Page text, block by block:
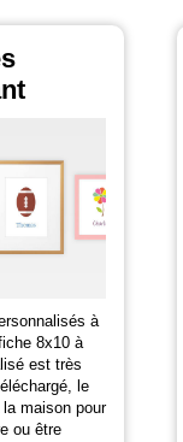
à
8x10 à
est très
le
maison pour
ou être